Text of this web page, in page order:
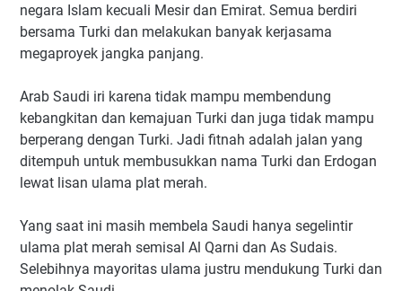
negara Islam kecuali Mesir dan Emirat. Semua berdiri
bersama Turki dan melakukan banyak kerjasama
megaproyek jangka panjang.
Arab Saudi iri karena tidak mampu membendung
kebangkitan dan kemajuan Turki dan juga tidak mampu
berperang dengan Turki. Jadi fitnah adalah jalan yang
ditempuh untuk membusukkan nama Turki dan Erdogan
lewat lisan ulama plat merah.
Yang saat ini masih membela Saudi hanya segelintir
ulama plat merah semisal Al Qarni dan As Sudais.
Selebihnya mayoritas ulama justru mendukung Turki dan